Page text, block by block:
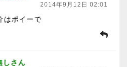
2014年9月12日 02:01
はポイーで
しさん